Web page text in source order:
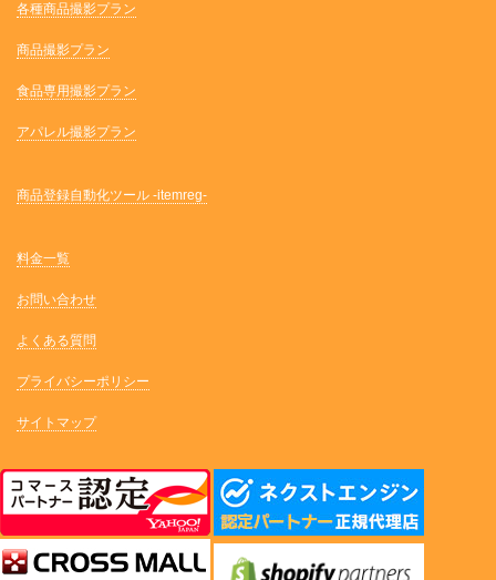
各種商品撮影プラン
商品撮影プラン
食品専用撮影プラン
アパレル撮影プラン
商品登録自動化ツール -itemreg-
料金一覧
お問い合わせ
よくある質問
プライバシーポリシー
サイトマップ